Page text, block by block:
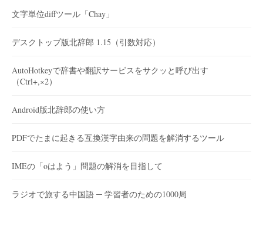
文字単位diffツール「Chay」
デスクトップ版北辞郎 1.15（引数対応）
AutoHotkeyで辞書や翻訳サービスをサクッと呼び出す
（Ctrl+,×2）
Android版北辞郎の使い方
PDFでたまに起きる互換漢字由来の問題を解消するツール
IMEの「oはよう」問題の解消を目指して
ラジオで旅する中国語 ─ 学習者のための1000局